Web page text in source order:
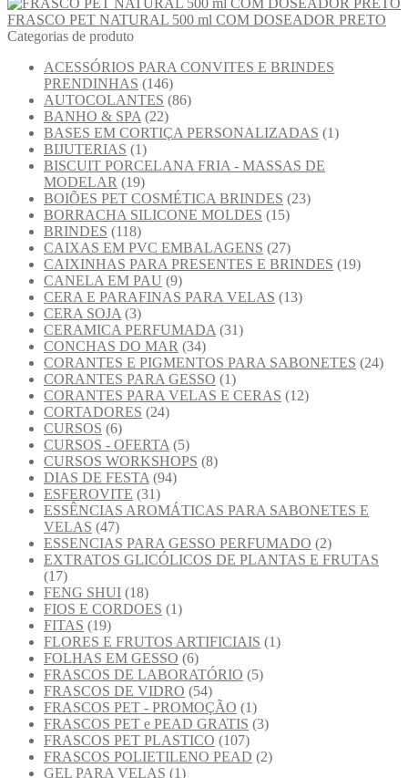
FRASCO PET NATURAL 500 ml COM DOSEADOR PRETO
Categorias de produto
ACESSÓRIOS PARA CONVITES E BRINDES
PRENDINHAS (146)
AUTOCOLANTES (86)
BANHO & SPA (22)
BASES EM CORTIÇA PERSONALIZADAS (1)
BIJUTERIAS (1)
BISCUIT PORCELANA FRIA - MASSAS DE
MODELAR (19)
BOIÕES PET COSMÉTICA BRINDES (23)
BORRACHA SILICONE MOLDES (15)
BRINDES (118)
CAIXAS EM PVC EMBALAGENS (27)
CAIXINHAS PARA PRESENTES E BRINDES (19)
CANELA EM PAU (9)
CERA E PARAFINAS PARA VELAS (13)
CERA SOJA (3)
CERAMICA PERFUMADA (31)
CONCHAS DO MAR (34)
CORANTES E PIGMENTOS PARA SABONETES (24)
CORANTES PARA GESSO (1)
CORANTES PARA VELAS E CERAS (12)
CORTADORES (24)
CURSOS (6)
CURSOS - OFERTA (5)
CURSOS WORKSHOPS (8)
DIAS DE FESTA (94)
ESFEROVITE (31)
ESSÊNCIAS AROMÁTICAS PARA SABONETES E
VELAS (47)
ESSENCIAS PARA GESSO PERFUMADO (2)
EXTRATOS GLICÓLICOS DE PLANTAS E FRUTAS
(17)
FENG SHUI (18)
FIOS E CORDOES (1)
FITAS (19)
FLORES E FRUTOS ARTIFICIAIS (1)
FOLHAS EM GESSO (6)
FRASCOS DE LABORATÓRIO (5)
FRASCOS DE VIDRO (54)
FRASCOS PET - PROMOÇÃO (1)
FRASCOS PET e PEAD GRATIS (3)
FRASCOS PET PLASTICO (107)
FRASCOS POLIETILENO PEAD (2)
GEL PARA VELAS (1)